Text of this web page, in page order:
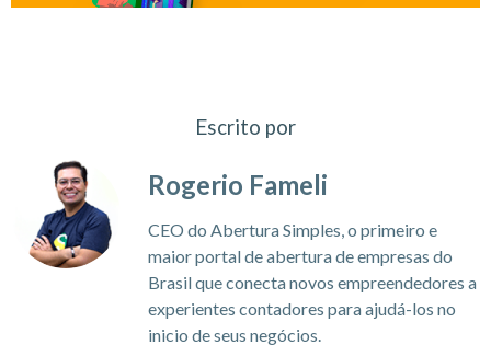
Escrito por
Rogerio Fameli
CEO do Abertura Simples, o primeiro e
maior portal de abertura de empresas do
Brasil que conecta novos empreendedores a
experientes contadores para ajudá-los no
inicio de seus negócios.